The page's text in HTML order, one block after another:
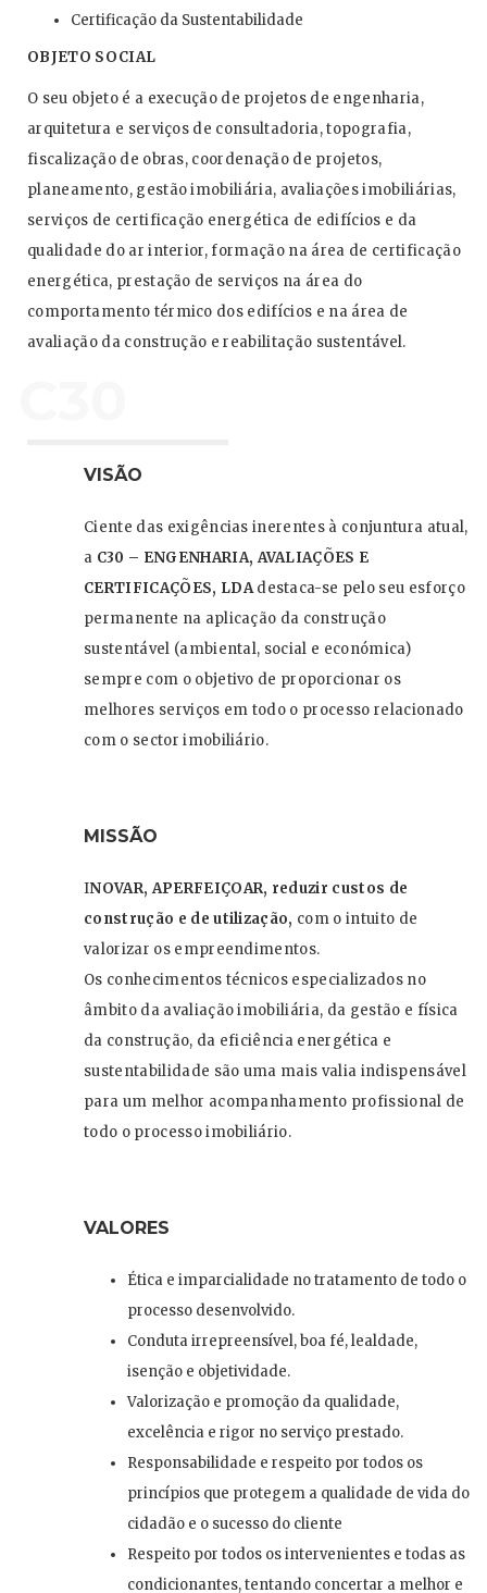
Certificação da Sustentabilidade
OBJETO SOCIAL
O seu objeto é a execução de projetos de engenharia,
arquitetura e serviços de consultadoria, topografia,
fiscalização de obras, coordenação de projetos,
planeamento, gestão imobiliária, avaliações imobiliárias,
serviços de certificação energética de edifícios e da
qualidade do ar interior, formação na área de certificação
energética, prestação de serviços na área do
comportamento térmico dos edifícios e na área de
avaliação da construção e reabilitação sustentável.
VISÃO
Ciente das exigências inerentes à conjuntura atual,
a C30 – ENGENHARIA, AVALIAÇÕES E
CERTIFICAÇÕES, LDAdestaca-se pelo seu esforço
permanente na aplicação da construção
sustentável (ambiental, social e económica)
sempre com o objetivo de proporcionar os
melhores serviços em todo o processo relacionado
com o sector imobiliário.
MISSÃO
INOVAR, APERFEIÇOAR, reduzir custos de
construção e de utilização, com o intuito de
valorizar os empreendimentos.
Os conhecimentos técnicos especializados no
âmbito da avaliação imobiliária, da gestão e física
da construção, da eficiência energética e
sustentabilidade são uma mais valia indispensável
para um melhor acompanhamento profissional de
todo o processo imobiliário.
VALORES
Ética e imparcialidade no tratamento de todo o
processo desenvolvido.
Conduta irrepreensível, boa fé, lealdade,
isenção e objetividade.
Valorização e promoção da qualidade,
excelência e rigor no serviço prestado.
Responsabilidade e respeito por todos os
princípios que protegem a qualidade de vida do
cidadão e o sucesso do cliente
Respeito por todos os intervenientes e todas as
condicionantes, tentando concertar a melhor e